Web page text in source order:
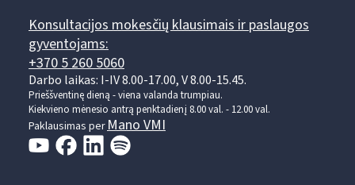
Konsultacijos mokesčių klausimais ir paslaugos
gyventojams:
+370 5 260 5060
Darbo laikas: I-IV 8.00-17.00, V 8.00-15.45.
Prieššventinę dieną - viena valanda trumpiau.
Kiekvieno mėnesio antrą penktadienį 8.00 val. - 12.00 val.
Paklausimas per Mano VMI